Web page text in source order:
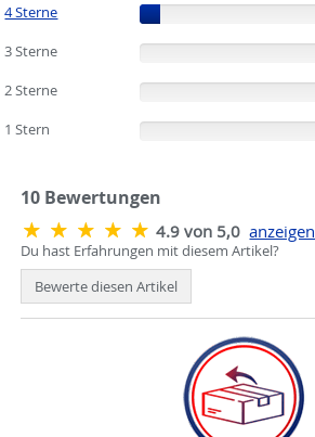
4 Sterne
(10%)
3 Sterne
2 Sterne
1 Stern
10 Bewertungen
4.9 von 5,0 anzeigen
Du hast Erfahrungen mit diesem Artikel?
Bewerte diesen Artikel